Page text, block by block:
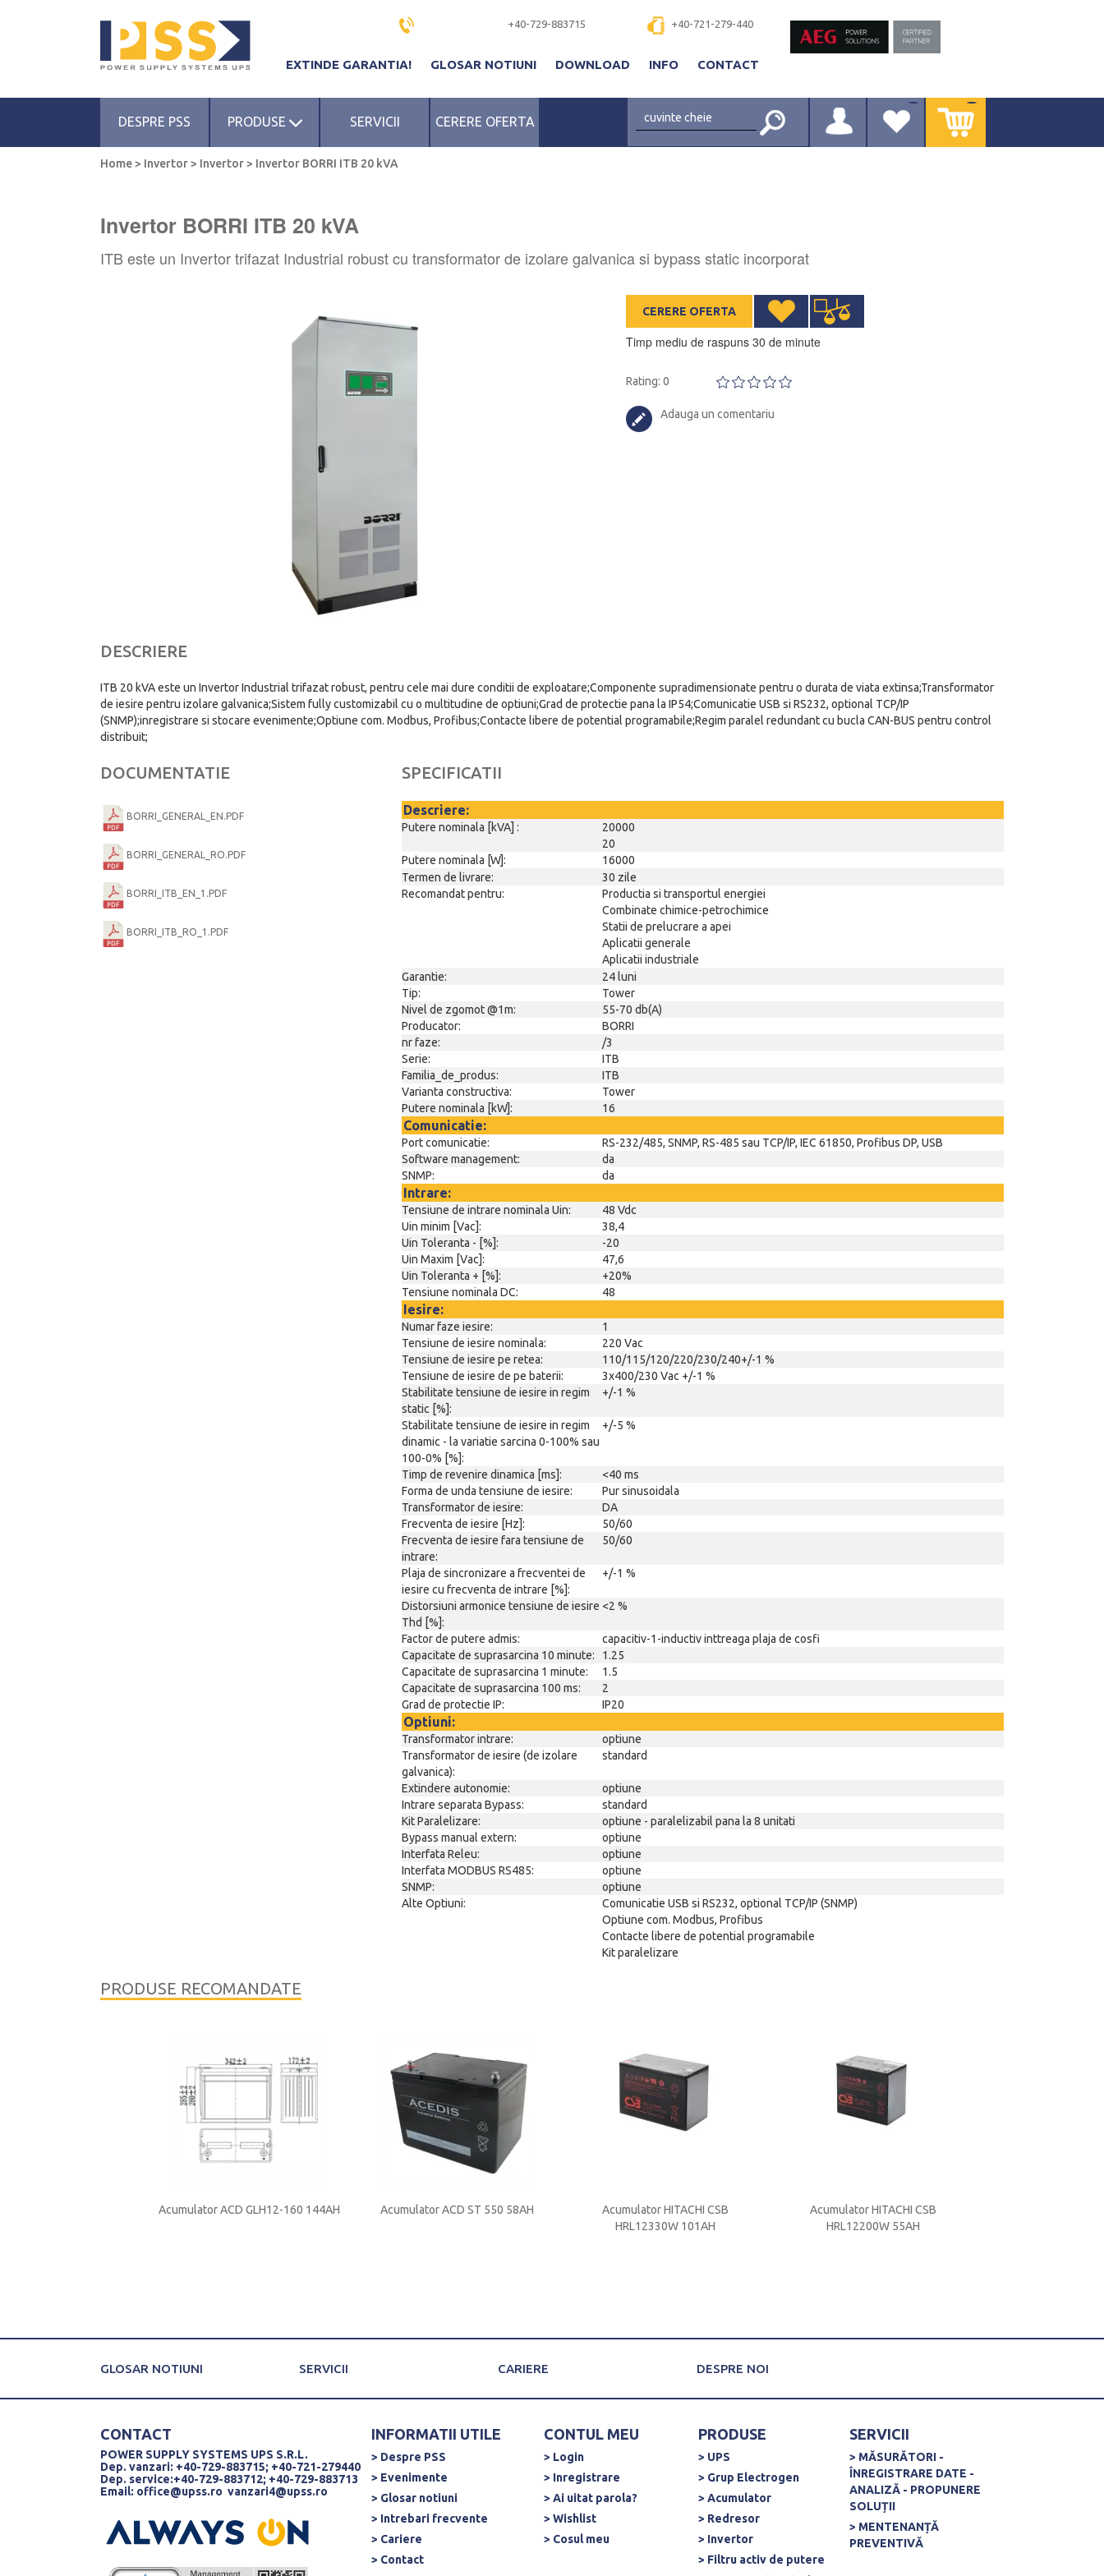
+40-729-883715 +40-721-279-440
EXTINDE GARANTIA! GLOSAR NOTIUNI DOWNLOAD INFO CONTACT
DESPRE PSS PRODUSE SERVICII CERERE OFERTA
Home> Invertor> Invertor> Invertor BORRI ITB 20 kVA
Invertor BORRI ITB 20 kVA
ITB este un Invertor trifazat Industrial robust cu transformator de izolare galvanica si bypass static incorporat
CERERE OFERTA
Timp mediu de raspuns 30 de minute
Rating: 0
Adauga un comentariu
DESCRIERE
ITB 20 kVA este un Invertor Industrial trifazat robust, pentru cele mai dure conditii de exploatare;Componente supradimensionate pentru o durata de viata extinsa;Transformator
de iesire pentru izolare galvanica;Sistem fully customizabil cu o multitudine de optiuni;Grad de protectie pana la IP54;Comunicatie USB si RS232, optional TCP/IP
(SNMP);inregistrare si stocare evenimente;Optiune com. Modbus, Profibus;Contacte libere de potential programabile;Regim paralel redundant cu bucla CAN-BUS pentru control
distribuit;
DOCUMENTATIE
BORRI_GENERAL_EN.PDF
BORRI_GENERAL_RO.PDF
BORRI_ITB_EN_1.PDF
BORRI_ITB_RO_1.PDF
SPECIFICATII
Descriere:
Putere nominala [kVA] :
20000
20
Putere nominala [W]:
16000
Termen de livrare:
30 zile
Recomandat pentru:
Productia si transportul energiei
Combinate chimice-petrochimice
Statii de prelucrare a apei
Aplicatii generale
Aplicatii industriale
Garantie:
24 luni
Tip:
Tower
Nivel de zgomot @1m:
55-70 db(A)
Producator:
BORRI
nr faze:
/3
Serie:
ITB
Familia_de_produs:
ITB
Varianta constructiva:
Tower
Putere nominala [kW]:
16
Comunicatie:
Port comunicatie:
RS-232/485, SNMP, RS-485 sau TCP/IP, IEC 61850, Profibus DP, USB
Software management:
da
SNMP:
da
Intrare:
Tensiune de intrare nominala Uin:
48 Vdc
Uin minim [Vac]:
38,4
Uin Toleranta - [%]:
-20
Uin Maxim [Vac]:
47,6
Uin Toleranta + [%]:
+20%
Tensiune nominala DC:
48
Iesire:
Numar faze iesire:
1
Tensiune de iesire nominala:
220 Vac
Tensiune de iesire pe retea:
110/115/120/220/230/240+/-1 %
Tensiune de iesire de pe baterii:
3x400/230 Vac +/-1 %
Stabilitate tensiune de iesire in regim
static [%]:
+/-1 %
Stabilitate tensiune de iesire in regim
dinamic - la variatie sarcina 0-100% sau
100-0% [%]:
+/-5 %
Timp de revenire dinamica [ms]:
<40 ms
Forma de unda tensiune de iesire:
Pur sinusoidala
Transformator de iesire:
DA
Frecventa de iesire [Hz]:
50/60
Frecventa de iesire fara tensiune de
intrare:
50/60
Plaja de sincronizare a frecventei de
iesire cu frecventa de intrare [%]:
+/-1 %
Distorsiuni armonice tensiune de iesire
Thd [%]:
<2 %
Factor de putere admis:
capacitiv-1-inductiv inttreaga plaja de cosfi
Capacitate de suprasarcina 10 minute:
1.25
Capacitate de suprasarcina 1 minute:
1.5
Capacitate de suprasarcina 100 ms:
2
Grad de protectie IP:
IP20
Optiuni:
Transformator intrare:
optiune
Transformator de iesire (de izolare
galvanica):
standard
Extindere autonomie:
optiune
Intrare separata Bypass:
standard
Kit Paralelizare:
optiune - paralelizabil pana la 8 unitati
Bypass manual extern:
optiune
Interfata Releu:
optiune
Interfata MODBUS RS485:
optiune
SNMP:
optiune
Alte Optiuni:
Comunicatie USB si RS232, optional TCP/IP (SNMP)
Optiune com. Modbus, Profibus
Contacte libere de potential programabile
Kit paralelizare
PRODUSE RECOMANDATE
Acumulator ACD GLH12-160 144AH Acumulator ACD ST 550 58AH
Acumulator HITACHI CSB
HRL12330W 101AH
Acumulator HITACHI CSB
HRL12200W 55AH
GLOSAR NOTIUNI SERVICII CARIERE DESPRE NOI
CONTACT
POWER SUPPLY SYSTEMS UPS S.R.L.
Dep. vanzari: +40-729-883715; +40-721-279440
Dep. service:+40-729-883712; +40-729-883713
Email: office@upss.ro vanzari4@upss.ro
INFORMATII UTILE
> Despre PSS
> Evenimente
> Glosar notiuni
> Intrebari frecvente
> Cariere
> Contact
CONTUL MEU
> Login
> Inregistrare
> Ai uitat parola?
> Wishlist
> Cosul meu
PRODUSE
> UPS
> Grup Electrogen
> Acumulator
> Redresor
> Invertor
> Filtru activ de putere
SERVICII
> MĂSURĂTORI -
ÎNREGISTRARE DATE -
ANALIZĂ - PROPUNERE
SOLUȚII
> MENTENANȚĂ
PREVENTIVĂ